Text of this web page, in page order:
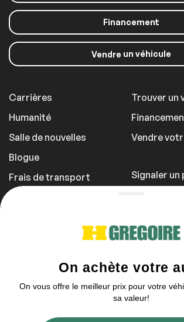
Financement
Vendre un véhicule
Carrières
Humanité
Salle de nouvelles
Blogue
Frais de transport
Trouver un
Vendre
Signaler un
Vous pouvez nous contacter